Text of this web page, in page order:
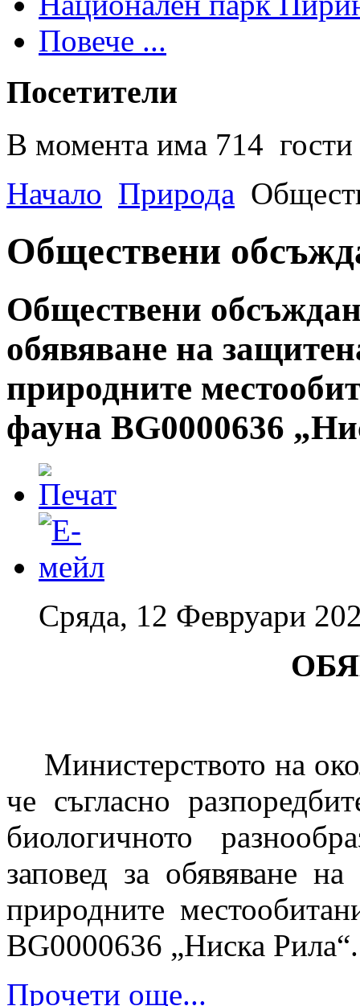
Повече ...
Посетители
В момента има 714 гости
Начало Природа
Обществени
Обществени
обявяване на
природните
фауна BG0000636
Сряда, 12 Февруари
ОБЯ
Министерството на
че съгласно
биологичното
заповед за обявяване
природните
BG0000636 „Ниска Рила“.
Прочети още...